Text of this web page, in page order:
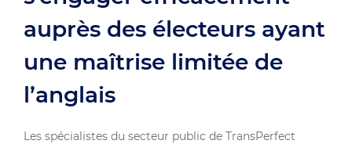
auprès des électeurs ayant
une maîtrise limitée de
l’anglais
Les spécialistes du secteur public de TransPerfect